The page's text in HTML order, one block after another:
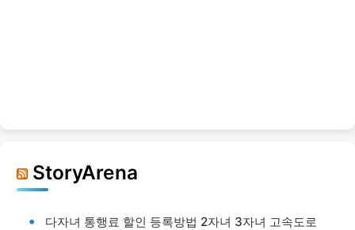
StoryArena
다자녀 통행료 할인 등록방법 2자녀 3자녀 고속도로